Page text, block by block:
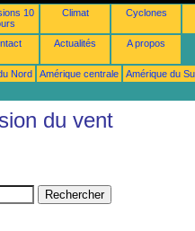
10
Climat Cyclones
Actualités A propos
Nord Amérique centrale
Amérique du
du vent